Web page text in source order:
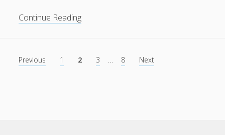
Continue Reading新
Rock
文
章
Previous 1 2 3 … 8 Next